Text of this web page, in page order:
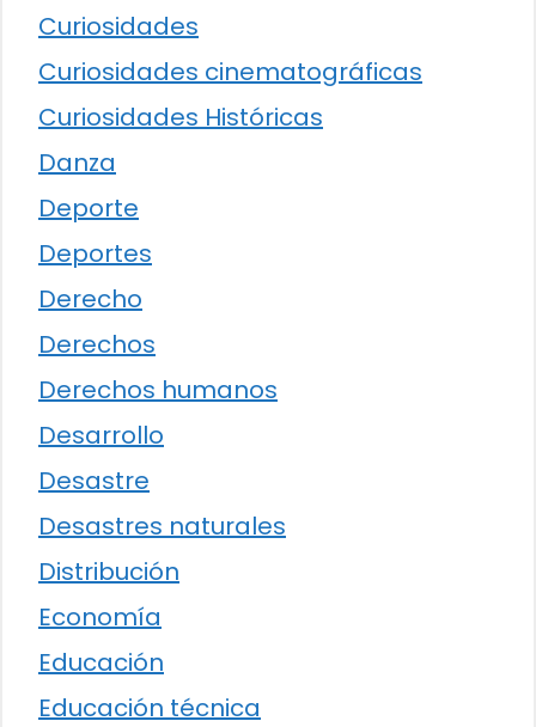
Curiosidades
Curiosidades cinematográficas
Curiosidades Históricas
Danza
Deporte
Deportes
Derecho
Derechos
Derechos humanos
Desarrollo
Desastre
Desastres naturales
Distribución
Economía
Educación
Educación técnica